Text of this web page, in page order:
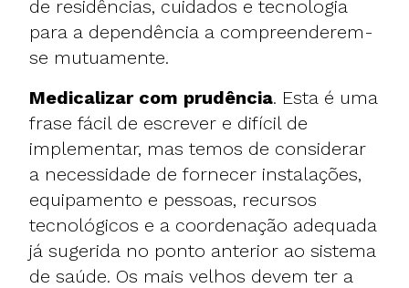
de residências, cuidados e tecnologia
para a dependência a compreenderem-
se mutuamente.
Medicalizar com prudência. Esta é uma
frase fácil de escrever e difícil de
implementar, mas temos de considerar
a necessidade de fornecer instalações,
equipamento e pessoas, recursos
tecnológicos e a coordenação adequada
já sugerida no ponto anterior ao sistema
de saúde. Os mais velhos devem ter a